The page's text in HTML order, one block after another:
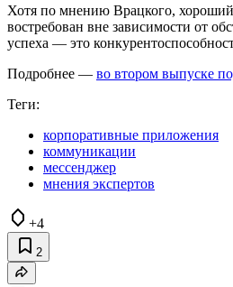
Хотя по мнению Врацкого, хороший
востребован вне зависимости от
успеха — это
Подробнее — во втором выпуске
Теги:
корпоративные приложения
коммуникации
мессенджер
мнения экспертов
+4
2